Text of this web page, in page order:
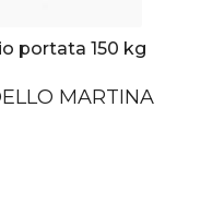
portata 150 kg
MARTINA